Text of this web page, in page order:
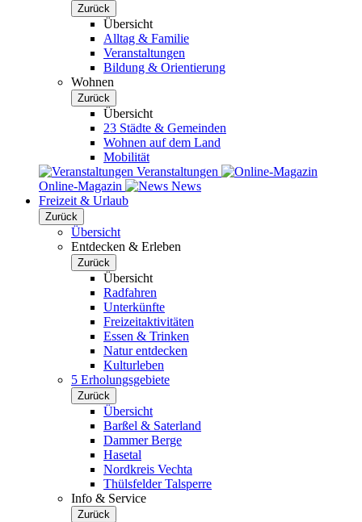
Zurück
Übersicht
Alltag & Familie
Veranstaltungen
Bildung & Orientierung
Wohnen
Zurück
Übersicht
23 Städte & Gemeinden
Wohnen auf dem Land
Mobilität
Veranstaltungen
Online-Magazin
News
Freizeit & Urlaub
Zurück
Übersicht
Entdecken & Erleben
Zurück
Übersicht
Radfahren
Unterkünfte
Freizeitaktivitäten
Essen & Trinken
Natur entdecken
Kulturleben
5 Erholungsgebiete
Zurück
Übersicht
Barßel & Saterland
Dammer Berge
Hasetal
Nordkreis Vechta
Thülsfelder Talsperre
Info & Service
Zurück